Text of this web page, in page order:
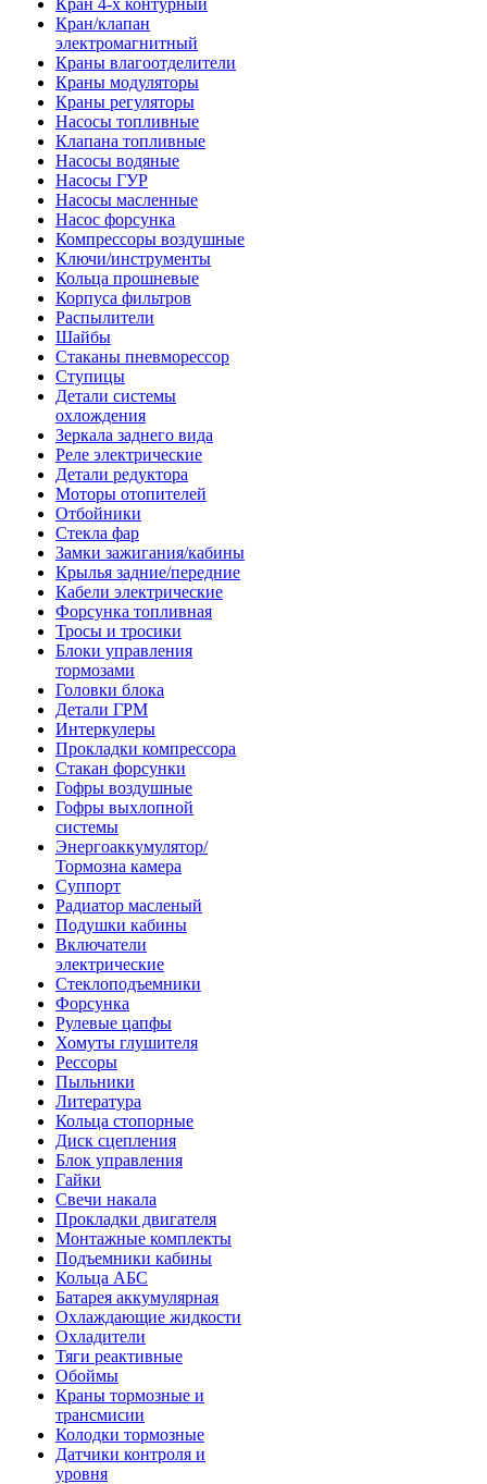
Кран 4-х контурный
Кран/клапан
электромагнитный
Краны влагоотделители
Краны модуляторы
Краны регуляторы
Насосы топливные
Клапана топливные
Насосы водяные
Насосы ГУР
Насосы масленные
Насос форсунка
Компрессоры воздушные
Ключи/инструменты
Кольца прошневые
Корпуса фильтров
Распылители
Шайбы
Стаканы пневморессор
Ступицы
Детали системы
охлождения
Зеркала заднего вида
Реле электрические
Детали редуктора
Моторы отопителей
Отбойники
Стекла фар
Замки зажигания/кабины
Крылья задние/передние
Кабели электрические
Форсунка топливная
Тросы и тросики
Блоки управления
тормозами
Головки блока
Детали ГРМ
Интеркулеры
Прокладки компрессора
Стакан форсунки
Гофры воздушные
Гофры выхлопной
системы
Энергоаккумулятор/
Тормозна камера
Суппорт
Радиатор масленый
Подушки кабины
Включатели
электрические
Стеклоподъемники
Форсунка
Рулевые цапфы
Хомуты глушителя
Рессоры
Пыльники
Литература
Кольца стопорные
Диск сцепления
Блок управления
Гайки
Свечи накала
Прокладки двигателя
Монтажные комплекты
Подъемники кабины
Кольца АБС
Батарея аккумулярная
Охлаждающие жидкости
Охладители
Тяги реактивные
Обоймы
Краны тормозные и
трансмисии
Колодки тормозные
Датчики контроля и
уровня